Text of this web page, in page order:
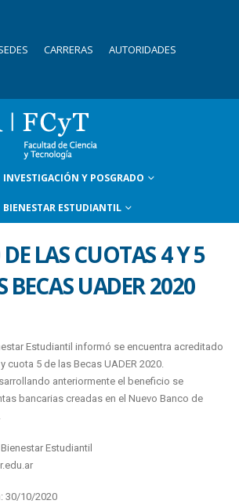
CARRERAS AUTORIDADES
INVESTIGACIÓN Y POSGRADO
BIENESTAR ESTUDIANTIL
LAS CUOTAS 4 Y 5
BECAS UADER 2020
Estudiantil informó se encuentra acreditado
cuota 5 de las Becas UADER 2020.
anteriormente el beneficio se
bancarias creadas en el Nuevo Banco de
Estudiantil
30/10/2020